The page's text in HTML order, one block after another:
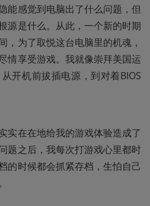
能感觉到电脑出了什么问题，但
源是什么。从此，一个新的时期
，为了取悦这台电脑里的机魂，
情享受游戏。我就像崇拜美国运
开机前拔插电源，到对着BIOS
实在在地给我的游戏体验造成了
题之后，我每次打游戏心里都时
的时候都会抓紧存档，生怕自己